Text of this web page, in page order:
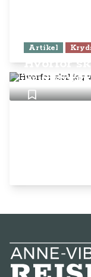
Artikel
Hvorfor
Anne-Vibeke Rejser